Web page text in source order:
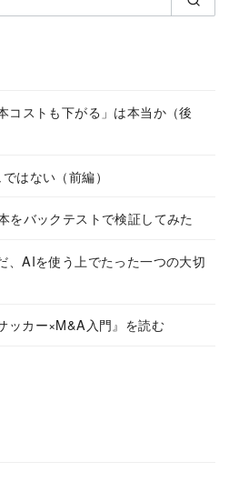
コストも下がる」は本当か（後
はない（前編）
をバックテストで検証してみた
、AIを使う上でたった一つの大切
ッカー×M&A入門』を読む